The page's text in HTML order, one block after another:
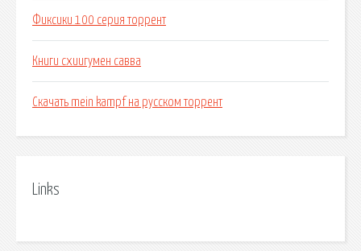
Фиксики 100 серия торрент
Книги схиигумен савва
Скачать mein kampf на русском торрент
Links